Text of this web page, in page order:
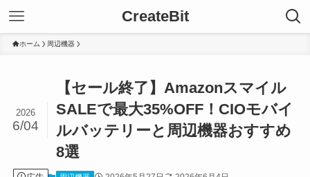
CreateBit
ホーム 周辺機器
【セール終了】Amazonスマイル
SALEで最大35%OFF！CIOモバイ
ルバッテリーと周辺機器おすすめ
8選
2026
6/04